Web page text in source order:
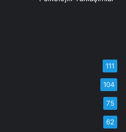
111
104
75
62